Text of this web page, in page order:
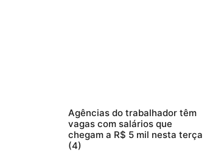
Agências do trabalhador têm
vagas com salários que
chegam a R$ 5 mil nesta terça
(4)